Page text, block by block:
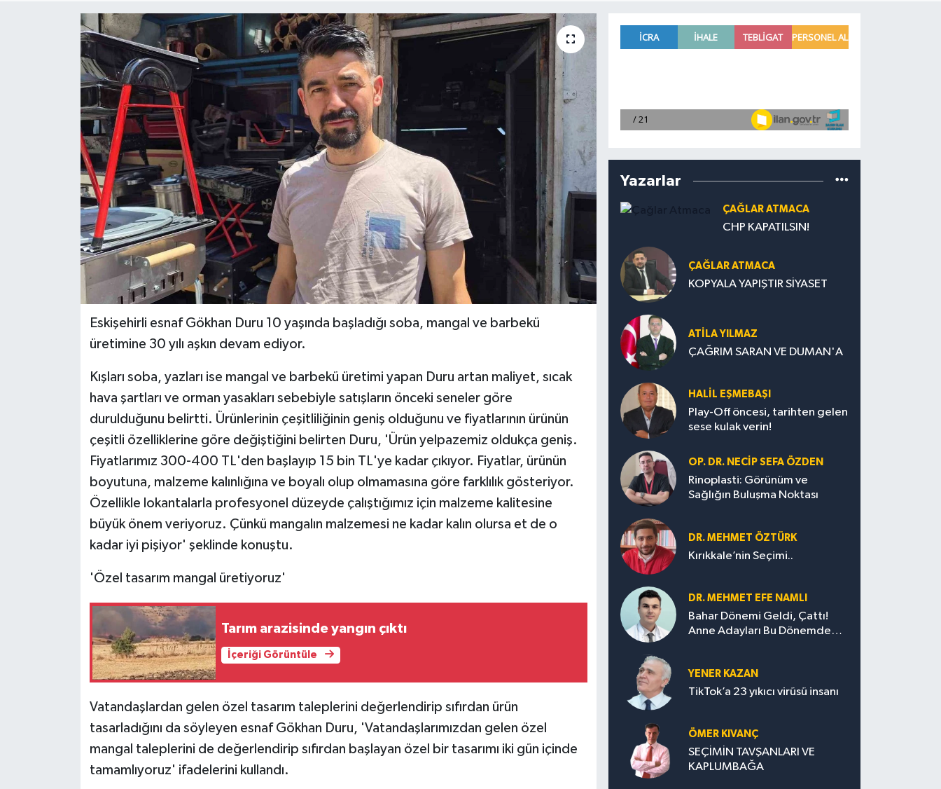
Eskişehirli esnaf Gökhan Duru 10 yaşında başladığı soba, mangal ve barbekü
üretimine 30 yılı aşkın devam ediyor.
Kışları soba, yazları ise mangal ve barbekü üretimi yapan Duru artan maliyet, sıcak
hava şartları ve orman yasakları sebebiyle satışların önceki seneler göre
durulduğunu belirtti. Ürünlerinin çeşitliliğinin geniş olduğunu ve fiyatlarının ürünün
çeşitli özelliklerine göre değiştiğini belirten Duru, 'Ürün yelpazemiz oldukça geniş.
Fiyatlarımız 300-400 TL'den başlayıp 15 bin TL'ye kadar çıkıyor. Fiyatlar, ürünün
boyutuna, malzeme kalınlığına ve boyalı olup olmamasına göre farklılık gösteriyor.
Özellikle lokantalarla profesyonel düzeyde çalıştığımız için malzeme kalitesine
büyük önem veriyoruz. Çünkü mangalın malzemesi ne kadar kalın olursa et de o
kadar iyi pişiyor' şeklinde konuştu.
'Özel tasarım mangal üretiyoruz'
Tarım arazisinde yangın çıktı
İçeriği Görüntüle
Vatandaşlardan gelen özel tasarım taleplerini değerlendirip sıfırdan ürün
tasarladığını da söyleyen esnaf Gökhan Duru, 'Vatandaşlarımızdan gelen özel
mangal taleplerini de değerlendirip sıfırdan başlayan özel bir tasarımı iki gün içinde
tamamlıyoruz' ifadelerini kullandı.
Yazarlar
ÇAĞLAR ATMACA
CHP KAPATILSIN!
ÇAĞLAR ATMACA
KOPYALA YAPIŞTIR SİYASET
ATILA YILMAZ
ÇAĞRIM SARAN VE DUMAN'A
HALIL EŞMEBAŞI
Play-Off öncesi, tarihten gelen
sese kulak verin!
OP. DR. NECIP SEFA ÖZDEN
Rinoplasti: Görünüm ve
Sağlığın Buluşma Noktası
DR. MEHMET ÖZTÜRK
Kırıkkale’nin Seçimi..
DR. MEHMET EFE NAMLI
Bahar Dönemi Geldi, Çattı!
Anne Adayları Bu Dönemde
YENER KAZAN
TikTok’a 23 yıkıcı virüsü insanı
ÖMER KIVANÇ
SEÇİMİN TAVŞANLARI VE
KAPLUMBAĞA